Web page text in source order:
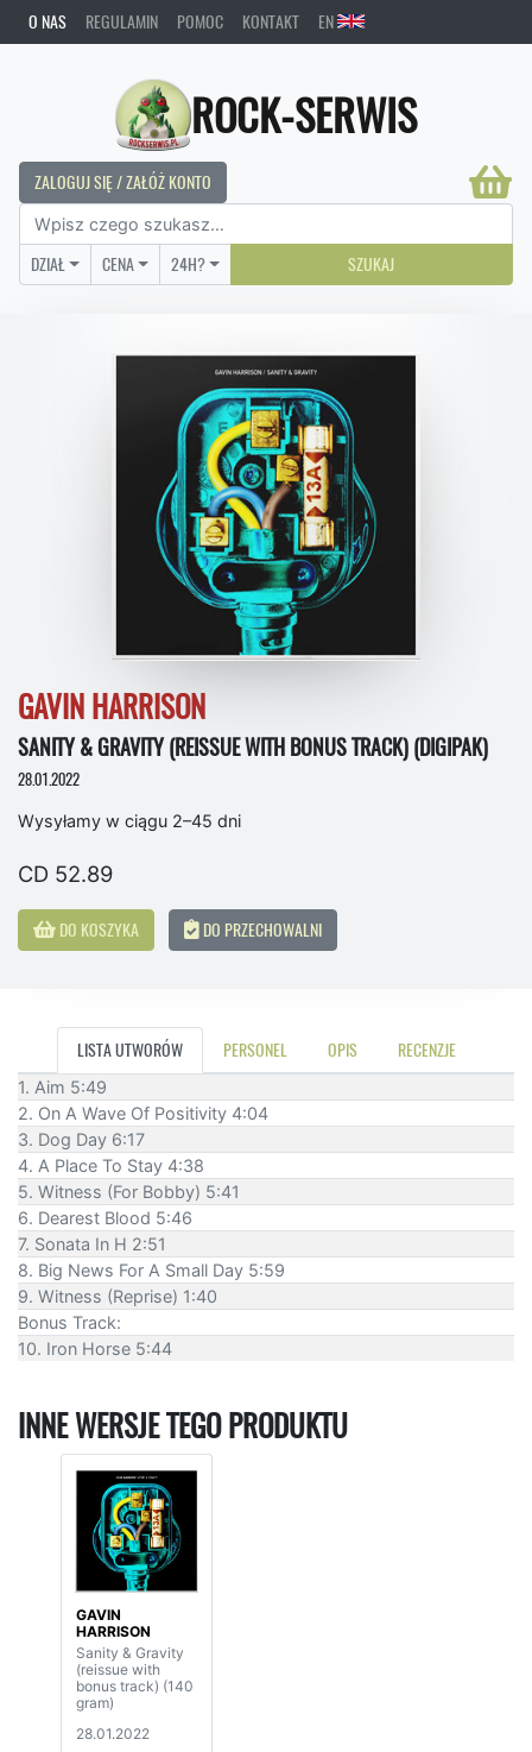
O NAS REGULAMIN POMOC KONTAKT EN
ROCK-SERWIS
ZALOGUJ SIĘ / ZAŁÓŻ KONTO
DZIAŁ CENA 24H? SZUKAJ
GAVIN HARRISON
SANITY & GRAVITY (REISSUE WITH BONUS TRACK) (DIGIPAK)
28.01.2022
Wysyłamy w ciągu 2–45 dni
CD 52.89
DO KOSZYKA DO PRZECHOWALNI
LISTA UTWORÓW PERSONEL OPIS RECENZJE
1. Aim 5:49
2. On A Wave Of Positivity 4:04
3. Dog Day 6:17
4. A Place To Stay 4:38
5. Witness (For Bobby) 5:41
6. Dearest Blood 5:46
7. Sonata In H 2:51
8. Big News For A Small Day 5:59
9. Witness (Reprise) 1:40
Bonus Track:
10. Iron Horse 5:44
INNE WERSJE TEGO PRODUKTU
GAVIN
HARRISON
Sanity & Gravity
(reissue with
bonus track) (140
gram)
28.01.2022